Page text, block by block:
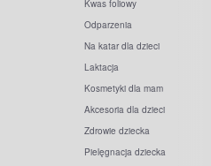
Kwas foliowy
Odparzenia
Na katar dla dzieci
Laktacja
Kosmetyki dla mam
Akcesoria dla dzieci
Zdrowie dziecka
Pielęgnacja dziecka